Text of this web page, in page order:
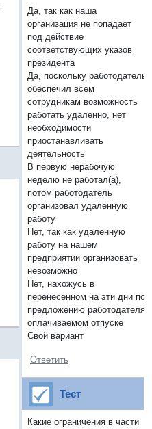
Да, так как наша
организация не попадает
под действие
соответствующих указов
президента
Да, поскольку работодатель
обеспечил всем
сотрудникам возможность
работать удаленно, нет
необходимости
приостанавливать
деятельность
В первую нерабочую
неделю не работал(а),
потом работодатель
организовал удаленную
работу
Нет, так как удаленную
работу на нашем
предприятии организовать
невозможно
Нет, нахожусь в
перенесенном на эти дни по
предложению работодателя
оплачиваемом отпуске
Свой вариант
Ответить
Тест
Какие ограничения в части